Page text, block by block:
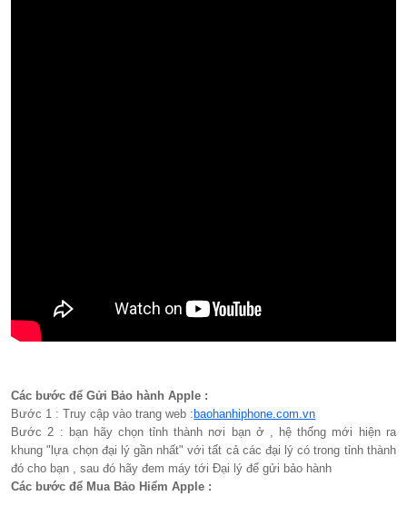
Các bước để Gửi Bảo hành Apple :
Bước 1 : Truy cập vào trang web : baohanhiphone.com.vn
Bước 2 : bạn hãy chọn tỉnh thành nơi bạn ở , hệ thống mới hiện ra
khung "lựa chọn đại lý gần nhất" với tất cả các đại lý có trong tỉnh thành
đó cho bạn , sau đó hãy đem máy tới Đại lý để gửi bảo hành
Các bước để Mua Bảo Hiểm Apple :